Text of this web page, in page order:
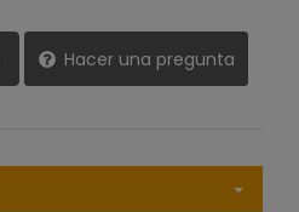
Hacer una pregunta